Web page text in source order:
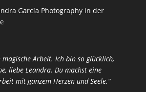
Arbeit. Ich bin so glücklich,
liebe Leandra. Du machst eine
mit ganzem Herzen und Seele.“